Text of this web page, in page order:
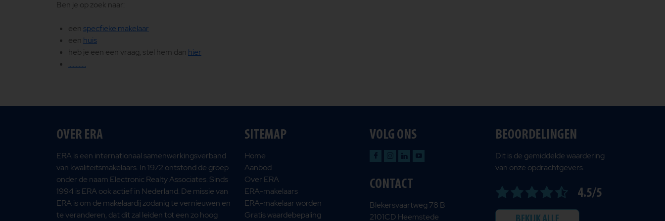
Ben je op zoek naar:
eenspecfieke makelaar
een huis
heb je een een vraag, stel hem dan hier
............
OVER ERA
ERA is een internationaal samenwerkingsverband
van kwaliteitsmakelaars. In 1972 ontstond de groep
onder de naam Electronic Realty Associates. Sinds
1994 is ERA ook actief in Nederland. De missie van
ERA is om de makelaardij zodanig te vernieuwen en
te veranderen, dat dit zal leiden tot een zo hoog
SITEMAP
Home
Aanbod
Over ERA
ERA-makelaars
ERA-makelaar worden
Gratis waardebepaling
VOLG ONS
CONTACT
Blekersvaartweg 78 B
2101CD Heemstede
BEOORDELINGEN
Dit is de gemiddelde waardering
van onze opdrachtgevers.
4.5/5